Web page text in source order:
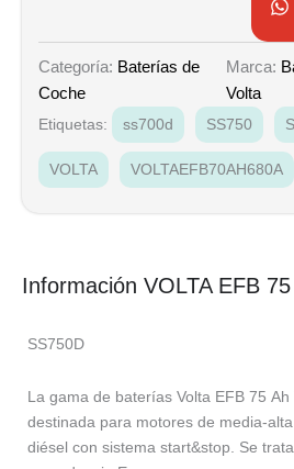
Categoría: Baterías de
Coche
Marca:
Volta
Etiquetas: ss700d SS750
VOLTA VOLTAEFB70AH680A
Información VOLTA EFB
SS750D
La gama de baterías Volta EFB 75
destinada para motores de media-
diésel con sistema start&stop. Se